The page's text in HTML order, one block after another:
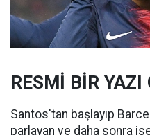
RESMİ BİR YAZI
Santos'tan başlayıp
parlayan ve daha sonra